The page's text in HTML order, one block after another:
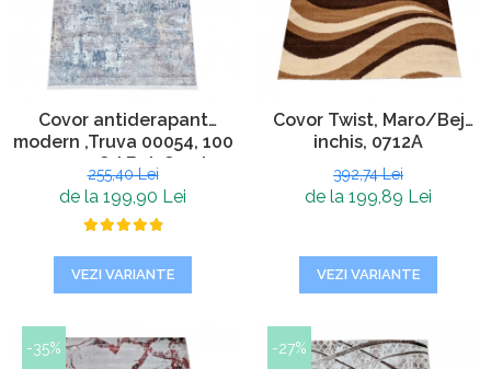
Covor antiderapant
modern ,Truva 00054, 100
x 200 cm, Gri Bej, Grosime
5mm
255,40 Lei
de la 199,90 Lei
VEZI VARIANTE
Covor Twist, Maro/Bej
inchis, 0712A
392,74 Lei
de la 199,89 Lei
VEZI VARIANTE
-35% -27%